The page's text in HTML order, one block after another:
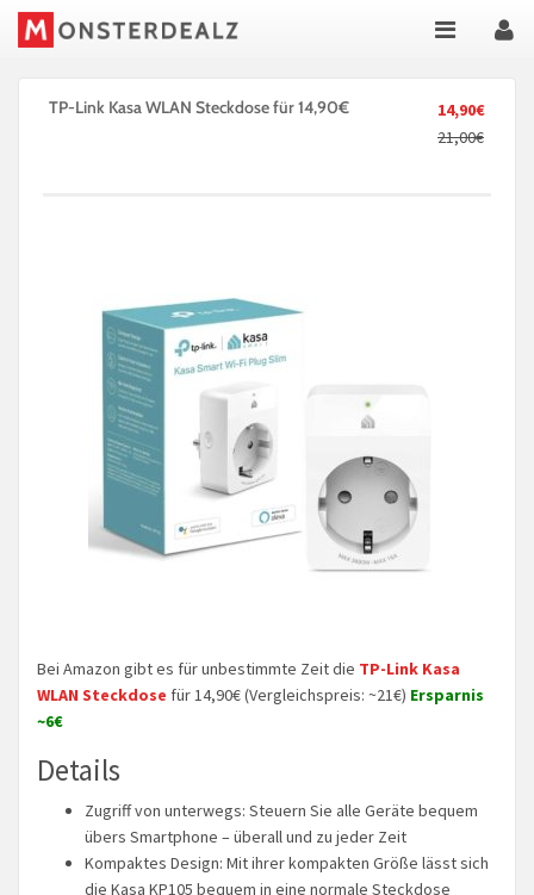
14,90€
21,00€
TP-Link Kasa WLAN Steckdose für 14,90€
Bei Amazon gibt es für unbestimmte Zeit die TP-Link Kasa
WLAN Steckdose für 14,90€ (Vergleichspreis: ~21€) Ersparnis
~6€
Details
Zugriff von unterwegs: Steuern Sie alle Geräte bequem
übers Smartphone – überall und zu jeder Zeit
Kompaktes Design: Mit ihrer kompakten Größe lässt sich
die Kasa KP105 bequem in eine normale Steckdose